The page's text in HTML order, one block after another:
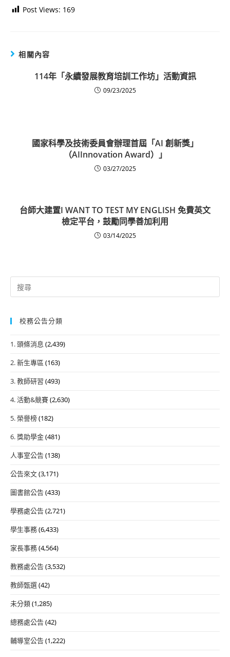
Post Views: 169
相關內容
114年「永續發展教育培訓工作坊」活動資訊
09/23/2025
國家科學及技術委員會辦理首屆「AI 創新獎」
（AIInnovation Award）」
03/27/2025
台師大建置I WANT TO TEST MY ENGLISH 免費英文
檢定平台，鼓勵同學善加利用
03/14/2025
Search
for:
校務公告分類
1. 頭條消息 (2,439)
2. 新生專區 (163)
3. 教師研習 (493)
4. 活動&競賽(2,630)
5. 榮譽榜(182)
6. 獎助學金(481)
人事室公告(138)
公告來文(3,171)
圖書館公告(433)
學務處公告(2,721)
學生事務(6,433)
家長事務(4,564)
教務處公告(3,532)
教師甄選(42)
未分類(1,285)
總務處公告(42)
輔導室公告(1,222)